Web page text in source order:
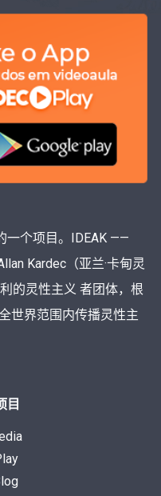
一个项目。IDEAK ——
Kardec（亚兰·卡甸灵
的灵性主义 者团体，根
世界范围内传播灵性主
目